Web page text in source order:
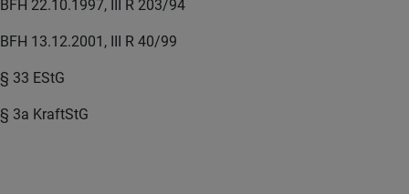
BFH 22.10.1997, III R 203/94
BFH 13.12.2001, III R 40/99
§ 33 EStG
§ 3a KraftStG